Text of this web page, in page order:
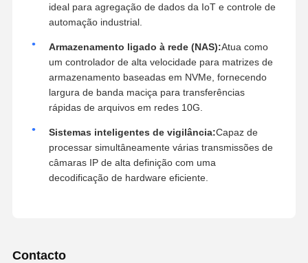
ideal para agregação de dados da IoT e controle de
automação industrial.
Armazenamento ligado à rede (NAS):Atua como
um controlador de alta velocidade para matrizes de
armazenamento baseadas em NVMe, fornecendo
largura de banda maciça para transferências
rápidas de arquivos em redes 10G.
Sistemas inteligentes de vigilância:Capaz de
processar simultâneamente várias transmissões de
câmaras IP de alta definição com uma
decodificação de hardware eficiente.
Contacto